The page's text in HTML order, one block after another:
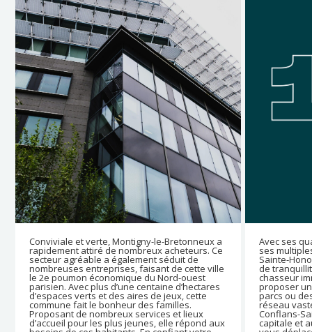
a
Ce
de
cette ville
ouest
d’hectares
cette
et lieux
répond aux
Avec ses quais de Seine, ses espaces verts et
ses multiples infrastructures, Conflans-
Sainte-Honorine attire les acheteurs en quête
de tranquillité en région parisienne. Votre
chasseur immobilier Yvelines pourra vous
proposer un logement confortable proche des
parcs ou des terrasses de la ville. Grâce à un
réseau vaste de transports en commun,
Conflans-Sainte-Honorine reste reliée à la
capitale et aux communes avoisinantes. Pour